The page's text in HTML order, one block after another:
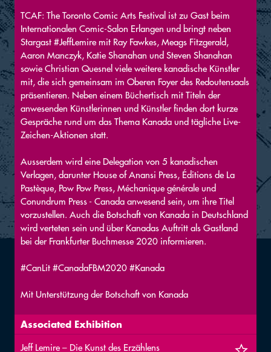
TCAF: The Toronto Comic Arts Festival ist zu Gast beim
Internationalen Comic-Salon Erlangen und bringt neben
Stargast #JeffLemire mit Ray Fawkes, Meags Fitzgerald,
Aaron Manczyk, Katie Shanahan und Steven Shanahan
sowie Christian Quesnel viele weitere kanadische Künstler
mit, die sich gemeinsam im Oberen Foyer des Redoutensaals
präsentieren. Neben einem Büchertisch mit Titeln der
anwesenden Künstlerinnen und Künstler finden dort kurze
Gespräche rund um das Thema Kanada und tägliche Live-
Zeichen-Aktionen statt.
Ausserdem wird eine Delegation von 5 kanadischen
Verlagen, darunter House of Anansi Press, Éditions de La
Pastèque, Pow Pow Press, Méchanique générale und
Conundrum Press - Canada anwesend sein, um ihre Titel
vorzustellen. Auch die Botschaft von Kanada in Deutschland
wird verteten sein und über Kanadas Auftritt als Gastland
bei der Frankfurter Buchmesse 2020 informieren.
#CanLit #CanadaFBM2020 #Kanada
Mit Unterstützung der Botschaft von Kanada
Associated Exhibition
Jeff Lemire – Die Kunst des Erzählens